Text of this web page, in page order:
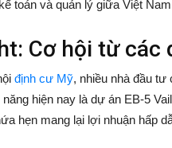
toán và quản lý giữa Việt
Cơ hội từ các
định cư Mỹ, nhiều nhà đầu
hiện nay là dự án EB-5
hẹn mang lại lợi nhuận hấp